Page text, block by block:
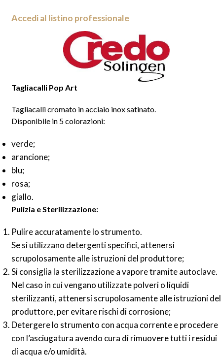
Accedi al listino professionale
Tagliacalli Pop Art
Tagliacalli cromato in acciaio inox satinato.
Disponibile in 5 colorazioni:
verde;
arancione;
blu;
rosa;
giallo.
Pulizia e Sterilizzazione:
Pulire accuratamente lo strumento.
Se si utilizzano detergenti specifici, attenersi
scrupolosamente alle istruzioni del produttore;
Si consiglia la sterilizzazione a vapore tramite autoclave.
Nel caso in cui vengano utilizzate polveri o liquidi
sterilizzanti, attenersi scrupolosamente alle istruzioni del
produttore, per evitare rischi di corrosione;
Detergere lo strumento con acqua corrente e procedere
con l’asciugatura avendo cura di rimuovere tutti i residui
di acqua e/o umidità.